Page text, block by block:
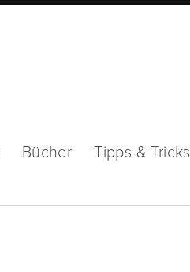
Bücher Tipps & Tricks